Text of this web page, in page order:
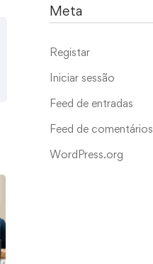
Meta
Registar
Iniciar sessão
Feed de entradas
Feed de comentários
WordPress.org